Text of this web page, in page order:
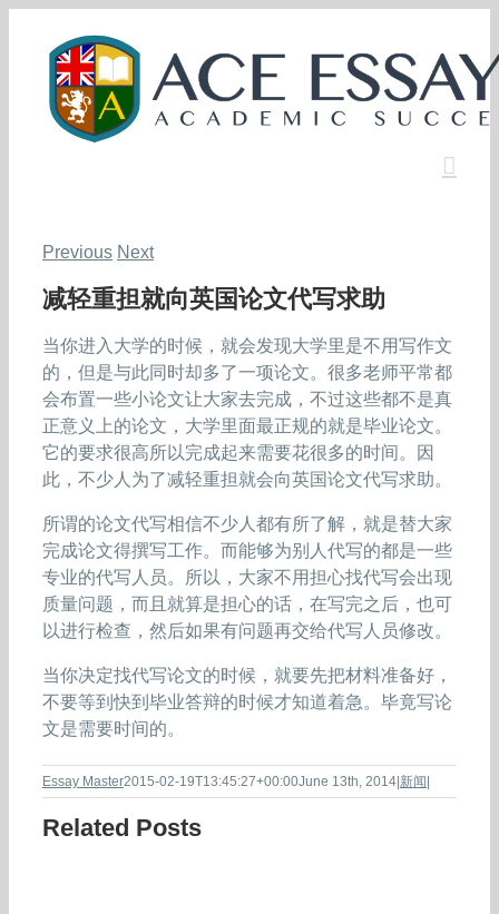
content
Previous Next
减轻重担就向英国论文代写求助
当你进入大学的时候，就会发现大学里是不用写作文
的，但是与此同时却多了一项论文。很多老师平常都
会布置一些小论文让大家去完成，不过这些都不是真
正意义上的论文，大学里面最正规的就是毕业论文。
它的要求很高所以完成起来需要花很多的时间。因
此，不少人为了减轻重担就会向英国论文代写求助。
所谓的论文代写相信不少人都有所了解，就是替大家
完成论文得撰写工作。而能够为别人代写的都是一些
专业的代写人员。所以，大家不用担心找代写会出现
质量问题，而且就算是担心的话，在写完之后，也可
以进行检查，然后如果有问题再交给代写人员修改。
当你决定找代写论文的时候，就要先把材料准备好，
不要等到快到毕业答辩的时候才知道着急。毕竟写论
文是需要时间的。
Essay Master2015-02-19T13:45:27+00:00June 13th, 2014|新闻|
Related Posts